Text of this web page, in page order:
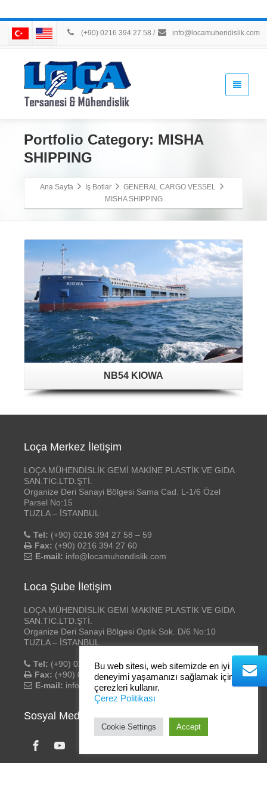
(+90) 0216 394 27 58 / info@locamuhendislik.com
Portfolio Category: MISHA
SHIPPING
Ana Sayfa İş Botlar
GENERAL CARGO VESSEL
MISHA SHIPPING
NB54 KIOWA
Loça Merkez İletişim
LOÇA MÜHENDİSLİK GEMİ MAKİNE PLASTİK VE GIDA
SAN.TİC.LTD.ŞTİ.
Organize Deri Sanayi Bölgesi Sama Cad. L-1/6 Özel
Parsel No:15
TUZLA – İSTANBUL
Tel: (+90) 0216 394 27 58 – 59
Fax: (+90) 0216 394 27 60
E-mail: info@locamuhendislik.com
Loca Şube İletişim
LOÇA MÜHENDİSLİK GEMİ MAKİNE PLASTİK VE GIDA
SAN.TİC.LTD.ŞTİ.
Organize Deri Sanayi Bölgesi Optik Sok. D/6 No:10
TUZLA – İSTANBUL
Tel: (+90) 0216 394 27 58 – 59
Fax: (+90) 0216 394 27 60
E-mail: info@locamuhendislik.com
Sosyal Medya
Bu web sitesi, web sitemizde en iyi
deneyimi yaşamanızı sağlamak için
çerezleri kullanır.
Çerez Politikası
Cookie Settings Accept